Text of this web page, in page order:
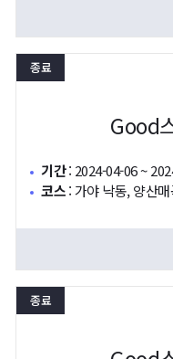
종료
Good
기간: 2024-04-06 ~
코스:가야 낙동, 양산
종료